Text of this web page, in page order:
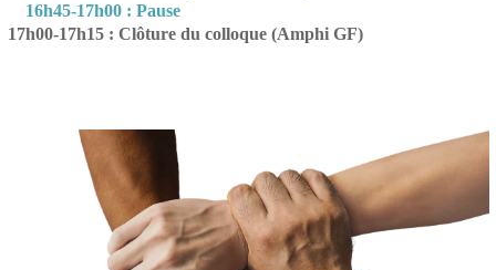
16h45-17h00 : Pause
17h00-17h15 : Clôture du colloque (Amphi GF)